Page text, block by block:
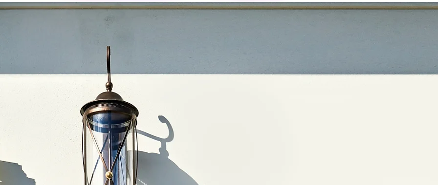
una residenza privata dei primi del
situata a 150 metri dal mare delle